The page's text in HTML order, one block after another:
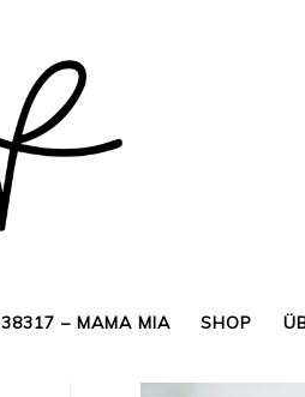
38317 – MAMA MIA SHOP